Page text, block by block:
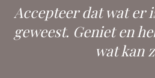
Accepteer dat wat er
geweest. Geniet en
wat kan